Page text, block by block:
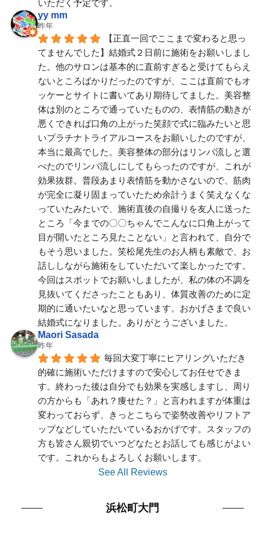
いただく予定です。
yy mm
昨年
【正直一回でここまで変わると思っ
てませんでした】結婚式２日前に施術をお願いしまし
た。他のサロンは基本的に直前すぎると受けてもらえ
ないところばかりだったのですが、ここは直前でもオ
ッケーとサイトに書いてあり期待してました。美容整
体は別のところで通っていたものの、表情筋の動きが
悪くできれば口角の上がった笑顔で式に臨みたいと思
いプラチナトライアルコースをお願いしたのですが、
本当に最高でした。美容整体の部分はリンパ流しと選
べたのでリンパ流しにしてもらったのですが、これが
効果抜群。普段あまり表情筋を動かさないので、筋肉
が完全に凝り固まっていたため余計うまく笑えなくな
っていたみたいで、施術直後の自撮りを友人に送った
ところ「今までの〇〇ちゃんでこんなに口角上がって
目が開いたところ見たことない」と言われて、自分で
もそう思いました。笑松尾先生のお人柄も素敵で、お
話ししながら施術をしていただいて楽しかったです。
今回はスポットでお願いしましたが、私の体の不調を
見抜いてくださったこともあり、体質改善のために定
期的に通いたいなと思っています。おかげさまで良い
結婚式になりました。ありがとうございました。
Maori Sasada
昨年
毎回大変丁寧にヒアリングいただき
的確に施術いただけますので安心してお任せできま
す。終わった後は自分でも効果を実感しますし、周り
の方からも「あれ？痩せた？」と言われますが体重は
変わっておらず、きっとこちらで姿勢改善やリフトア
ップなどしていただいているおかげです。スタッフの
方も皆さん親切でいつどなたとお話しても感じがよい
です。これからもよろしくお願いします。
See All Reviews
浜松町大門